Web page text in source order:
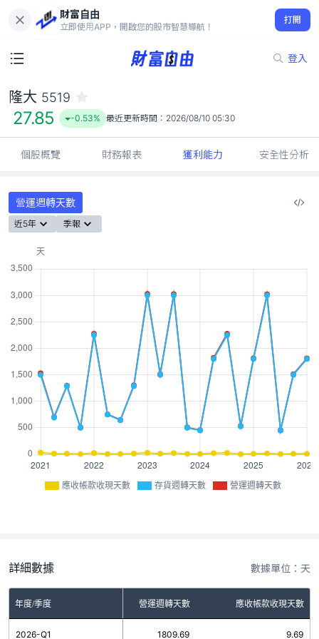
財富自由
立即使用APP，開啟您的股市智慧導航！
打開
登入
27.85
-0.53%
隆大 5519
27.85 -0.53% 最近更新時間： 2026/08/10 05:30
個股概覽 財務報表 獲利能力 安全性分析
營運週轉天數
近5年 季報
應收帳款收現天數 存貨週轉天數 營運週轉天數
詳細數據 數據單位：天
年度/季度
存貨週轉天數 營運週轉天數 應收帳款收現天數
2026-Q11800.00 1809.69 9.69